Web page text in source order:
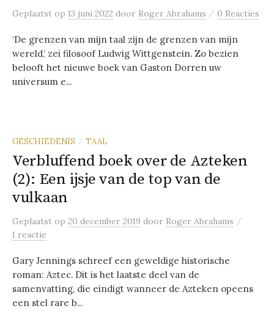
Geplaatst op 13 juni 2022 door Roger Abrahams / 0 Reacties
‘De grenzen van mijn taal zijn de grenzen van mijn
wereld,’ zei filosoof Ludwig Wittgenstein. Zo bezien
belooft het nieuwe boek van Gaston Dorren uw
universum e...
GESCHIEDENIS / TAAL
Verbluffend boek over de Azteken
(2): Een ijsje van de top van de
vulkaan
Geplaatst op 20 december 2019 door Roger Abrahams /
1 reactie
Gary Jennings schreef een geweldige historische
roman: Aztec. Dit is het laatste deel van de
samenvatting, die eindigt wanneer de Azteken opeens
een stel rare b...